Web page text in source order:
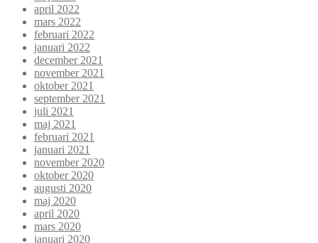
april 2022
mars 2022
februari 2022
januari 2022
december 2021
november 2021
oktober 2021
september 2021
juli 2021
maj 2021
februari 2021
januari 2021
november 2020
oktober 2020
augusti 2020
maj 2020
april 2020
mars 2020
januari 2020